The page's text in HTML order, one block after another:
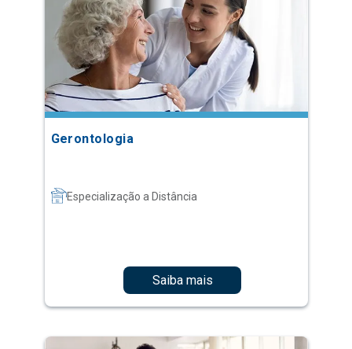
Gerontologia
Especialização a Distância
Saiba mais